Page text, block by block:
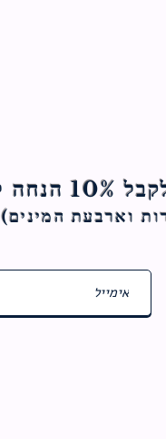
וארבעת המינים)